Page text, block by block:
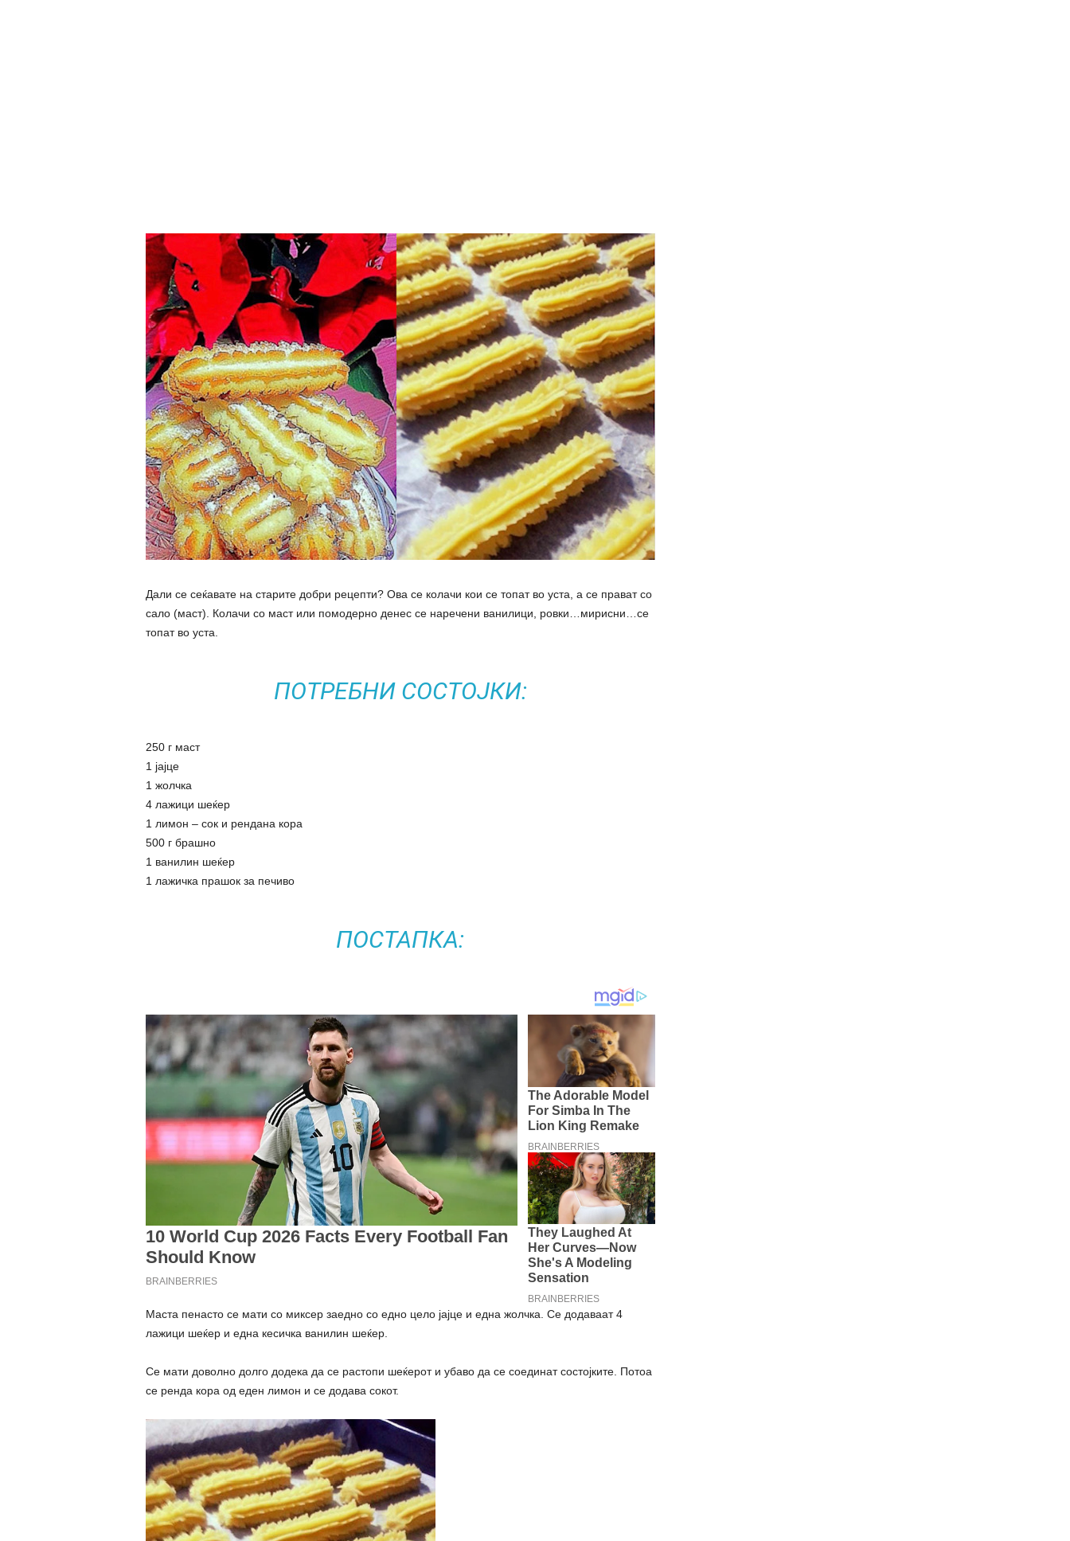
Дали се сеќавате на старите добри рецепти? Ова се колачи кои се топат во уста, а се прават со
сало (маст). Колачи со маст или помодерно денес се наречени ванилици, ровки…мирисни…се
топат во уста.
ПОТРЕБНИ СОСТОЈКИ:
250 г маст
1 јајце
1 жолчка
4 лажици шеќер
1 лимон – сок и рендана кора
500 г брашно
1 ванилин шеќер
1 лажичка прашок за печиво
ПОСТАПКА:
Маста пенасто се мати со миксер заедно со едно цело јајце и една жолчка. Се додаваат 4
лажици шеќер и една кесичка ванилин шеќер.
Се мати доволно долго додека да се растопи шеќерот и убаво да се соединат состојките. Потоа
се ренда кора од еден лимон и се додава сокот.